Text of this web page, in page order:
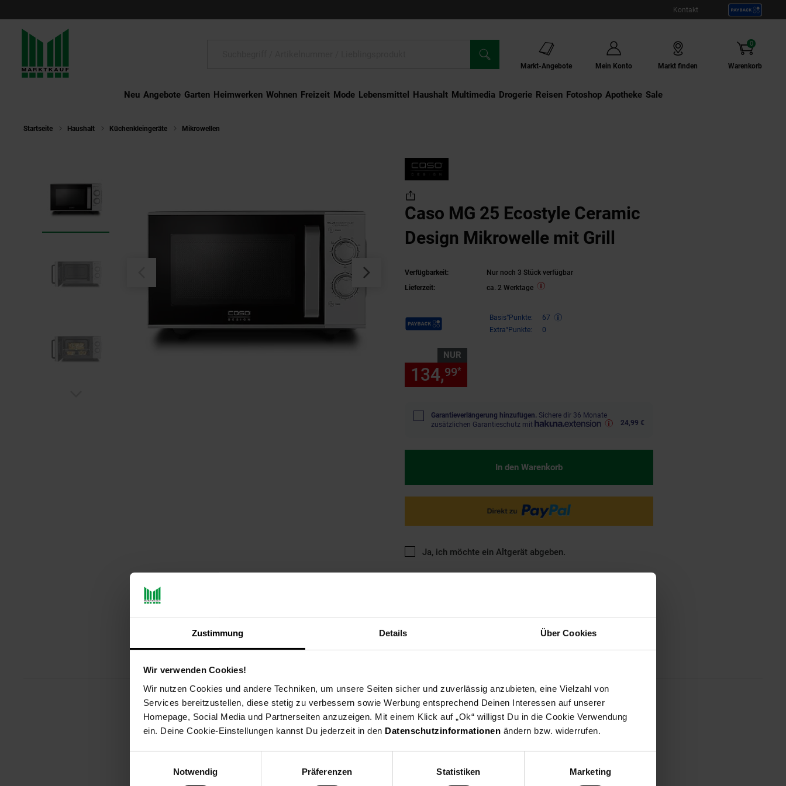
Zustimmung Details Über Cookies
Wir verwenden Cookies!
Wir nutzen Cookies und andere Techniken, um unsere Seiten sicher und zuverlässig anzubieten, eine Vielzahl von
Services bereitzustellen, diese stetig zu verbessern sowie Werbung entsprechend Deinen Interessen auf unserer
Homepage, Social Media und Partnerseiten anzuzeigen. Mit einem Klick auf „Ok“ willigst Du in die Cookie Verwendung
ein. Deine Cookie-Einstellungen kannst Du jederzeit in den Datenschutzinformationen ändern bzw. widerrufen.
Notwendig
Präferenzen Statistiken Marketing
Kontakt
Markt-Angebote Mein Konto Markt finden Warenkorb
0
Artikel
Neu Angebote Garten Heimwerken Wohnen Freizeit Mode Lebensmittel Haushalt Multimedia Drogerie Externer Link:
Reisen Externer Link:
Fotoshop Externer Link:
Apotheke Sale
Startseite Haushalt Küchenkleingeräte Mikrowellen
Caso MG 25 Ecostyle Ceramic
Design Mikrowelle mit Grill
Verfügbarkeit:
Nur noch 3 Stück verfügbar
Lieferzeit:
ca. 2 Werktage
Payback Punkte Basis°Punkte:
67
Extra°Punkte:
0
NUR
134,99*
Garantieverlängerung hinzufügen. Sichere dir 36 Monate
zusätzlichen Garantieschutz mit
24,99 €
In den Warenkorb
Ja, ich möchte ein Altgerät abgeben.
Die Caso MG 25 Ecostyle Design Mikrowelle hat eine vergleichbar größerer Nutzfläche als Geräte mit einem Drehteller. Sie haben
die Auswahl zwischen 5 Mikrowellenleistungsstufen und 3 Kombinationsprogramme in Kombi mit Mikrowelle und Grill.
Artikelnummer: 3092835000
Artikel gehört zur Kategorie: